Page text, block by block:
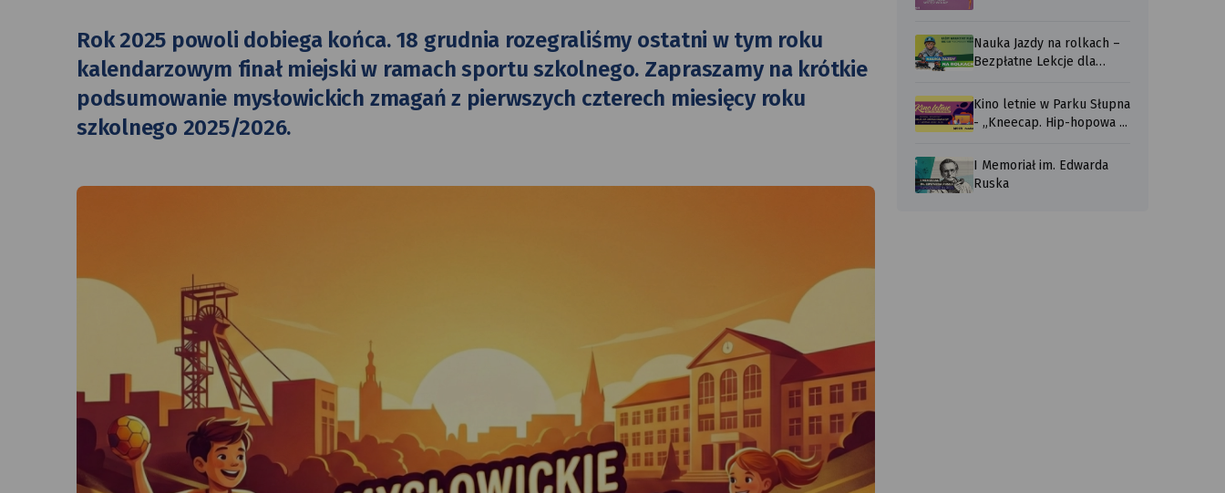
Rok 2025 powoli dobiega końca. 18 grudnia rozegraliśmy ostatni w tym roku
kalendarzowym finał miejski w ramach sportu szkolnego. Zapraszamy na krótkie
podsumowanie mysłowickich zmagań z pierwszych czterech miesięcy roku
szkolnego 2025/2026.
Nauka Jazdy na rolkach –
Bezpłatne Lekcje dla
Kino letnie w Parku Słupna
- „Kneecap. Hip-hopowa ...
I Memoriał im. Edwarda
Ruska